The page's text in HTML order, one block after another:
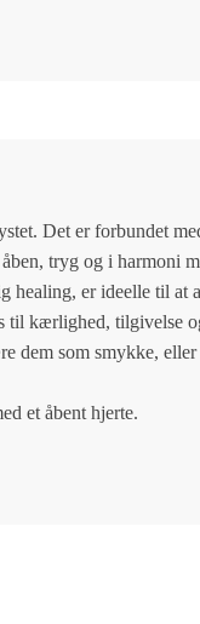
Det er forbundet
tryg og i harmoni
er ideelle til
til kærlighed, tilgivelse
dem som smykke,
et åbent hjerte.